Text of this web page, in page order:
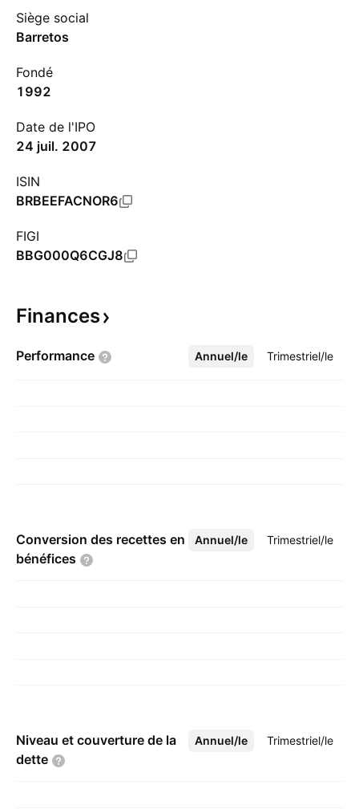
Siège social
Barretos
Fondé
1992
Date de l'IPO
24 juil. 2007
ISIN
BRBEEFACNOR6
FIGI
BBG000Q6CGJ8
Finances
Performance Annuel/le Trimestriel/le
Plus
Conversion des recettes en
bénéfices
Annuel/le Trimestriel/le
Plus
Niveau et couverture de la
dette
Annuel/le Trimestriel/le
Plus